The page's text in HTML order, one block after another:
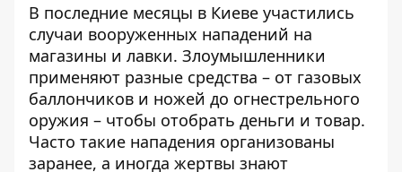
В последние месяцы в Киеве участились
случаи вооруженных нападений на
магазины и лавки. Злоумышленники
применяют разные средства – от газовых
баллончиков и ножей до огнестрельного
оружия – чтобы отобрать деньги и товар.
Часто такие нападения организованы
заранее, а иногда жертвы знают